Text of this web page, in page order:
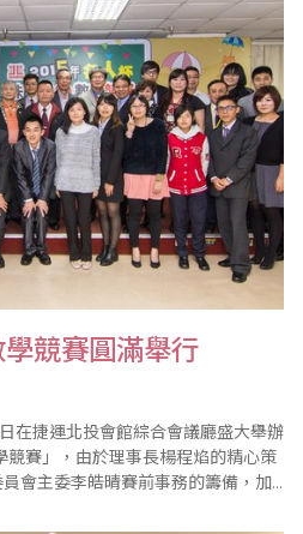
競賽圓滿舉行
在捷運北投會館綜合會議廳盛大舉辦
競賽」，由於理事長楊程焰的精心策
會主委李皓晴賽前事務的籌備，加